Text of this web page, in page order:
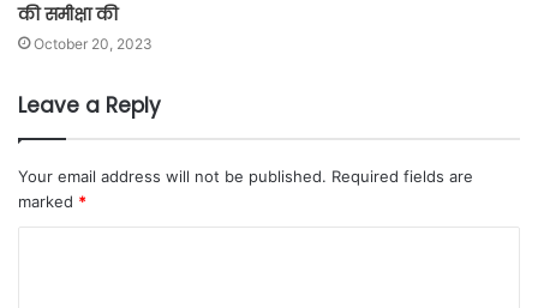
की समीक्षा की
October 20, 2023
Leave a Reply
Your email address will not be published. Required fields are
marked *